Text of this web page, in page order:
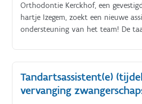
Orthodontie Kerckhof, een
hartje Izegem, zoekt een nieuwe
ondersteuning van het team! De
gevarieerd en wordt opbouwend
met meelopen in de praktijk:
uitleg geven aan de patiënt, etc Op
je geleidelijk inzicht in de workflow
Tandartsassistent(e)
vervanging